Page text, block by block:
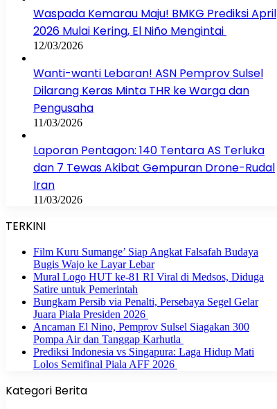
Waspada Kemarau Maju! BMKG Prediksi April
2026 Mulai Kering, El Niño Mengintai
12/03/2026
Wanti-wanti Lebaran! ASN Pemprov Sulsel
Dilarang Keras Minta THR ke Warga dan
Pengusaha
11/03/2026
Laporan Pentagon: 140 Tentara AS Terluka
dan 7 Tewas Akibat Gempuran Drone-Rudal
Iran
11/03/2026
TERKINI
Film Kuru Sumange’ Siap Angkat Falsafah Budaya
Bugis Wajo ke Layar Lebar
Mural Logo HUT ke-81 RI Viral di Medsos, Diduga
Satire untuk Pemerintah
Bungkam Persib via Penalti, Persebaya Segel Gelar
Juara Piala Presiden 2026
Ancaman El Nino, Pemprov Sulsel Siagakan 300
Pompa Air dan Tanggap Karhutla
Prediksi Indonesia vs Singapura: Laga Hidup Mati
Lolos Semifinal Piala AFF 2026
Kategori Berita